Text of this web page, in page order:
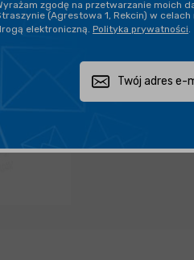
Zapytaj o produkt
zgodę na przetwarzanie moich
(Agrestowa 1, Rekcin) w
elektroniczną. Polityka prywatności